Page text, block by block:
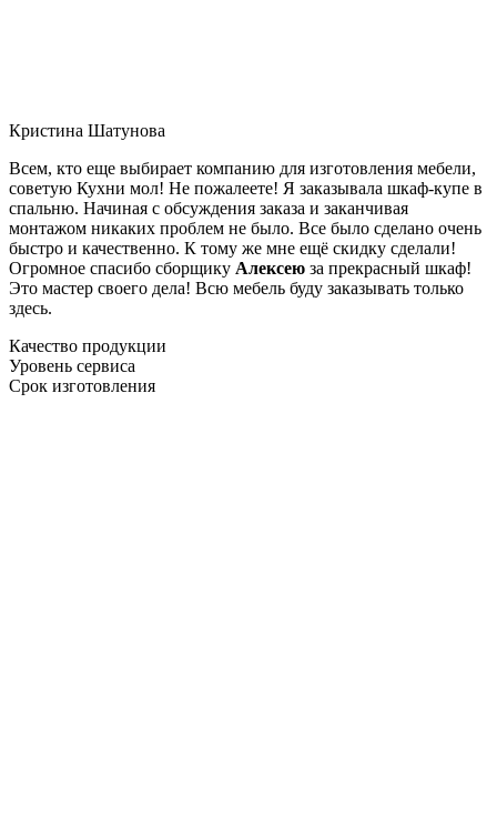
Кристина Шатунова
Всем, кто еще выбирает компанию для изготовления мебели,
советую Кухни мол! Не пожалеете! Я заказывала шкаф-купе в
спальню. Начиная с обсуждения заказа и заканчивая
монтажом никаких проблем не было. Все было сделано очень
быстро и качественно. К тому же мне ещё скидку сделали!
Огромное спасибо сборщику Алексею за прекрасный шкаф!
Это мастер своего дела! Всю мебель буду заказывать только
здесь.
Качество продукции
Уровень сервиса
Срок изготовления